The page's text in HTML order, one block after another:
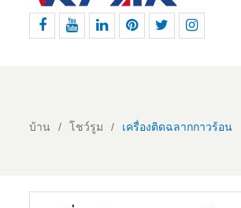
บ้าน โชว์รูม เครื่องติดฉลากกาวร้อน